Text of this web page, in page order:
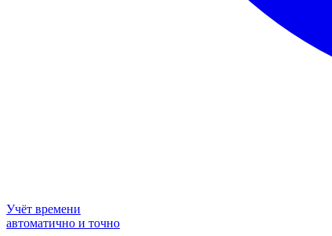
Учёт времени
автоматично и точно